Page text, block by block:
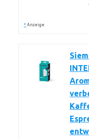
* Anzeige